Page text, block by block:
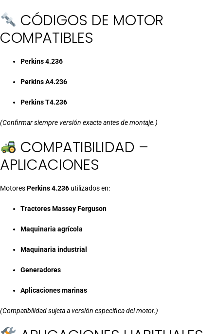
CÓDIGOS DE MOTOR
COMPATIBLES
Perkins 4.236
Perkins A4.236
Perkins T4.236
(Confirmar siempre versión exacta antes de montaje.)
COMPATIBILIDAD –
APLICACIONES
MotoresPerkins 4.236 utilizados en:
Tractores Massey Ferguson
Maquinaria agrícola
Maquinaria industrial
Generadores
Aplicaciones marinas
(Compatibilidad sujeta a versión específica del motor.)